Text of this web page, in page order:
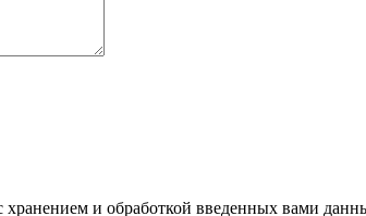
хранением и обработкой введенных вами